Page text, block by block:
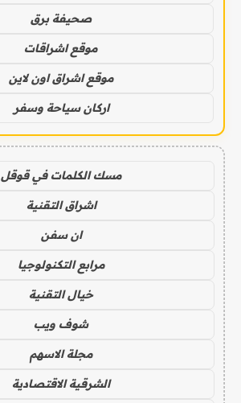
صحيفة برق
موقع اشراقات
موقع اشراق اون لاين
اركان سياحة وسفر
مسك الكلمات في قوقل
اشراق التقنية
ان سفن
مرابع التكنولوجيا
خيال التقنية
شوف ويب
مجلة الاسهم
الشرقية الاقتصادية